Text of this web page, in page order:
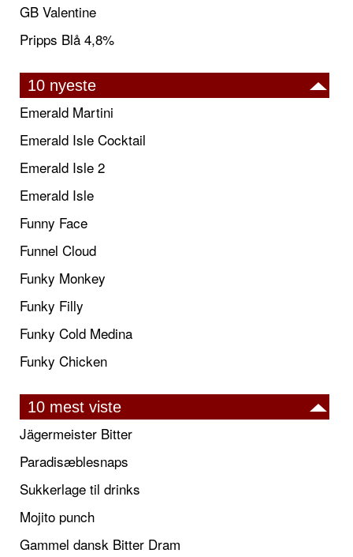
GB Valentine
Pripps Blå 4,8%
10 nyeste
Emerald Martini
Emerald Isle Cocktail
Emerald Isle 2
Emerald Isle
Funny Face
Funnel Cloud
Funky Monkey
Funky Filly
Funky Cold Medina
Funky Chicken
10 mest viste
Jägermeister Bitter
Paradisæblesnaps
Sukkerlage til drinks
Mojito punch
Gammel dansk Bitter Dram